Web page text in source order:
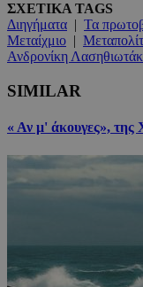
ΣΧΕΤΙΚΑ TAGS
Διηγήματα
Τα
Μεταίχμιο
Ανδρονίκη
SIMILAR
« Αν μ' άκουγες», της